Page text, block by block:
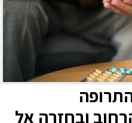
ובחזרה אל